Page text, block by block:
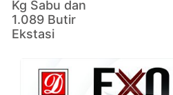
Kg Sabu dan
1.089 Butir
Ekstasi